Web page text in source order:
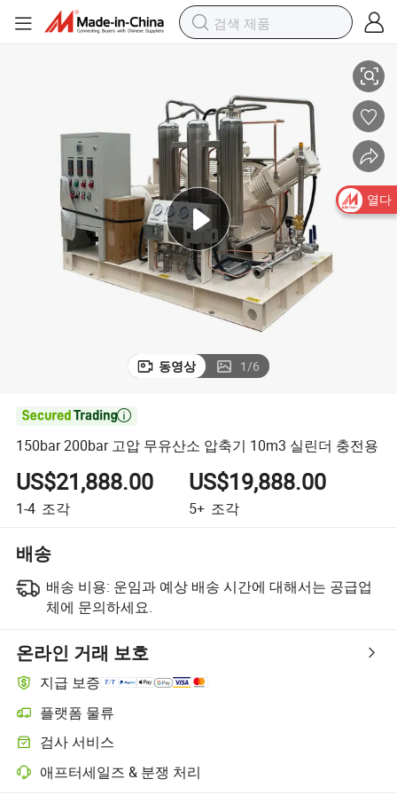
동영상 1/6

150bar 200bar 고압 무유산소 압축기 10m3 실린더 충전용
US$21,888.00
1-4 조각
US$19,888.00
5+ 조각
배송
배송 비용: 운임과 예상 배송 시간에 대해서는 공급업
체에 문의하세요.
온라인 거래 보호
지급 보증
플랫폼 물류
플랫폼 지원 물류를 통한 더 명확한 배송 추적
검사 서비스
선택적 선적 전 검사로 품질 및 수량 확인
애프터세일즈 & 분쟁 처리
플랫폼 지원 분쟁 해결, 해당되는 경우 환불 또는 반품 포함.
열다